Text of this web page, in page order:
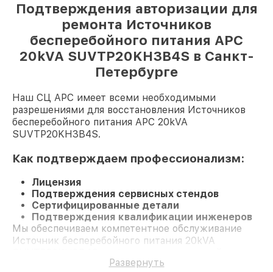
Подтверждения авторизации для
ремонта Источников
бесперебойного питания APC
20kVA SUVTP20KH3B4S в Санкт-
Петербурге
Наш СЦ APC имеет всеми необходимыми
разрешениями для восстановления Источников
бесперебойного питания APC 20kVA
SUVTP20KH3B4S.
Как подтверждаем профессионализм:
Лицензия
Подтверждения сервисных стендов
Сертифицированные детали
Подтверждения квалификации инженеров
Мы обеспечиваем компетентное обслуживание
Источник бесперебойного питания 20kVA
сопровождение до 3-х лет.
Развернуть